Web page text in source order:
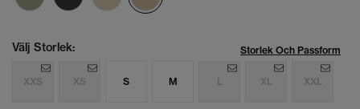
Välj Storlek: Storlek Och Passform
XXS XS S M L XL XXL